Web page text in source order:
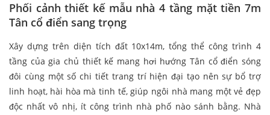
Phối cảnh thiết kế mẫu nhà 4 tầng mặt tiền 7m
Tân cổ điển sang trọng
Xây dựng trên diện tích đất 10x14m, tổng thể công trình 4
tầng của gia chủ thiết kế mang hơi hướng Tân cổ điển sóng
đôi cùng một số chi tiết trang trí hiện đại tạo nên sự bổ trợ
linh hoạt, hài hòa mà tinh tế, giúp ngôi nhà mang một vẻ đẹp
độc nhất vô nhị, ít công trình nhà phố nào sánh bằng. Nhà